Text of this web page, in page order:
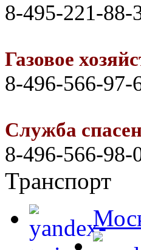
8-495-221-88-
Газовое
8-496-566-97-
Служба
8-496-566-98-
Транспорт